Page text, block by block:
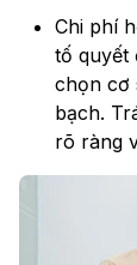
Chi phí
tố quyết
chọn cơ
bạch.
rõ ràng